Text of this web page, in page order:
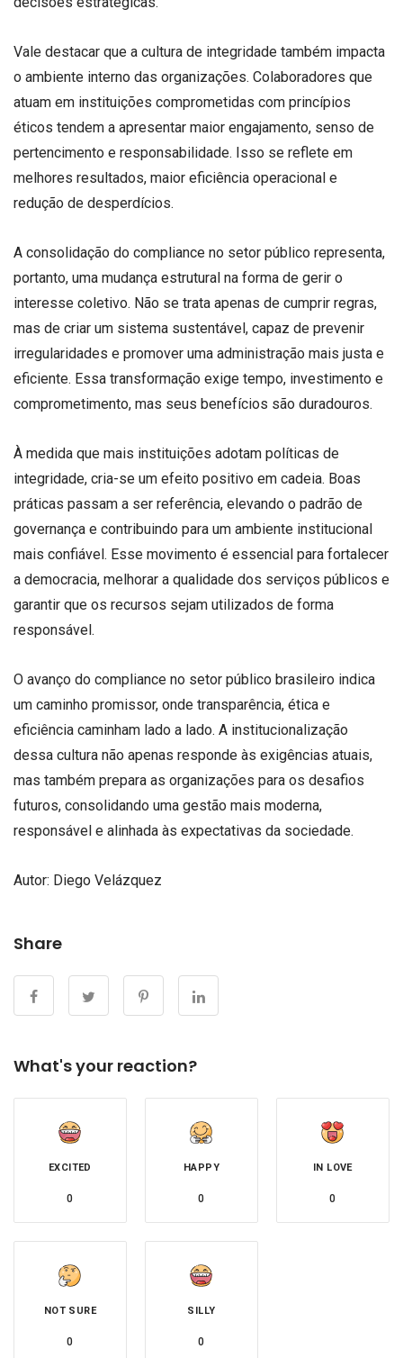
Vale destacar que a cultura de integridade também impacta
o ambiente interno das organizações. Colaboradores que
atuam em instituições comprometidas com princípios
éticos tendem a apresentar maior engajamento, senso de
pertencimento e responsabilidade. Isso se reflete em
melhores resultados, maior eficiência operacional e
redução de desperdícios.
A consolidação do compliance no setor público representa,
portanto, uma mudança estrutural na forma de gerir o
interesse coletivo. Não se trata apenas de cumprir regras,
mas de criar um sistema sustentável, capaz de prevenir
irregularidades e promover uma administração mais justa e
eficiente. Essa transformação exige tempo, investimento e
comprometimento, mas seus benefícios são duradouros.
À medida que mais instituições adotam políticas de
integridade, cria-se um efeito positivo em cadeia. Boas
práticas passam a ser referência, elevando o padrão de
governança e contribuindo para um ambiente institucional
mais confiável. Esse movimento é essencial para fortalecer
a democracia, melhorar a qualidade dos serviços públicos e
garantir que os recursos sejam utilizados de forma
responsável.
O avanço do compliance no setor público brasileiro indica
um caminho promissor, onde transparência, ética e
eficiência caminham lado a lado. A institucionalização
dessa cultura não apenas responde às exigências atuais,
mas também prepara as organizações para os desafios
futuros, consolidando uma gestão mais moderna,
responsável e alinhada às expectativas da sociedade.
Autor: Diego Velázquez
Share
What's your reaction?
EXCITED
0
HAPPY
0
IN LOVE
0
NOT SURE
0
SILLY
0